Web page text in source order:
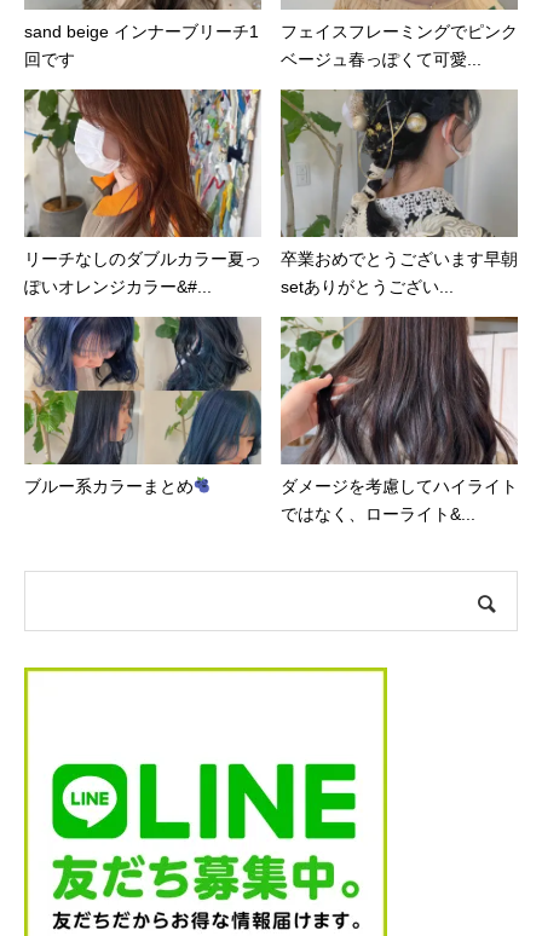
sand beige インナーブリーチ1
回です
フェイスフレーミングでピンク
ベージュ春っぽくて可愛...
リーチなしのダブルカラー夏っ
ぽいオレンジカラー&#...
卒業おめでとうございます早朝
setありがとうござい...
ブルー系カラーまとめ
ダメージを考慮してハイライト
ではなく、ローライト&...